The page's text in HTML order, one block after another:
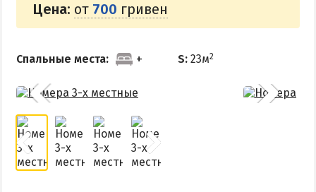
ЧЕРНОЕ МОРЕ
Затока
Каролино-Бугаз
Лазурное
Скадовск
Хорлы
Цена: от 700 гривен
Спальные места: S: 23м2